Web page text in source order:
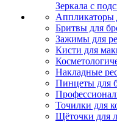
Зеркала с
Аппликаторы
Бритвы для
Зажимы для
Кисти для
Накладные
Пинцеты для
Точилки для
Щёточки для